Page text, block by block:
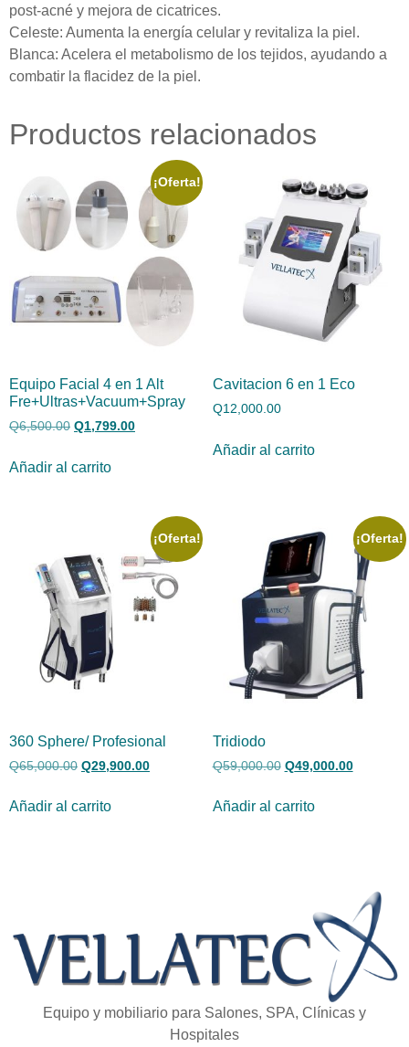
post-acné y mejora de cicatrices.
Celeste: Aumenta la energía celular y revitaliza la piel.
Blanca: Acelera el metabolismo de los tejidos, ayudando a
combatir la flacidez de la piel.
Productos relacionados
¡Oferta!
Equipo Facial 4 en 1 Alt
Fre+Ultras+Vacuum+Spray
Q6,500.00 Q1,799.00
Añadir al carrito
Cavitacion 6 en 1 Eco
Q12,000.00
Añadir al carrito
¡Oferta!
360 Sphere/ Profesional
Q65,000.00 Q29,900.00
Añadir al carrito
¡Oferta!
Tridiodo
Q59,000.00 Q49,000.00
Añadir al carrito
Equipo y mobiliario para Salones, SPA, Clínicas y
Hospitales